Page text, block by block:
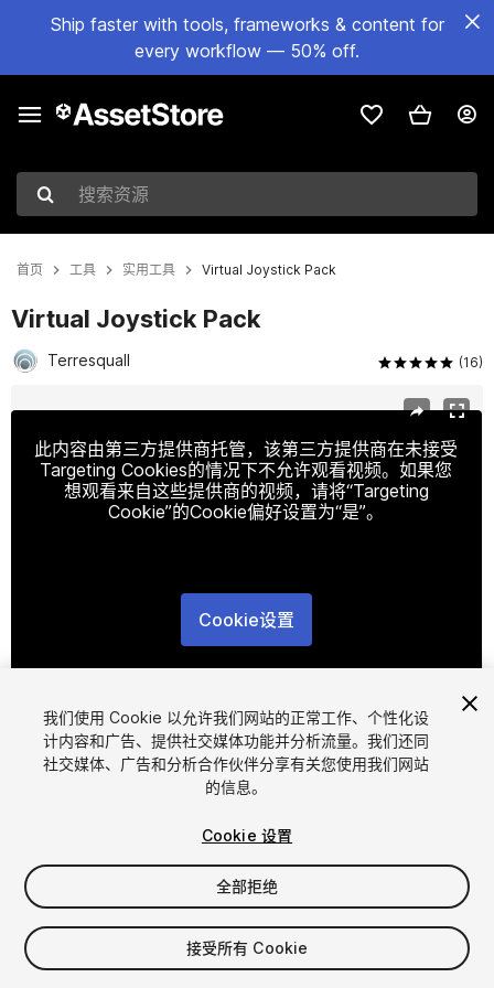
Ship faster with tools, frameworks & content for
every workflow — 50% off.
搜索资源
首页 工具 实用工具 Virtual Joystick Pack
Virtual Joystick Pack
Terresquall (16)
此内容由第三方提供商托管，该第三方提供商在未接受
Targeting Cookies的情况下不允许观看视频。如果您
想观看来自这些提供商的视频，请将“Targeting
Cookie”的Cookie偏好设置为“是”。
Cookie设置
FREE
167viewsin the past week
我们使用 Cookie 以允许我们网站的正常工作、个性化设
计内容和广告、提供社交媒体功能并分析流量。我们还同
社交媒体、广告和分析合作伙伴分享有关您使用我们网站
的信息。
Cookie 设置
全部拒绝
接受所有 Cookie